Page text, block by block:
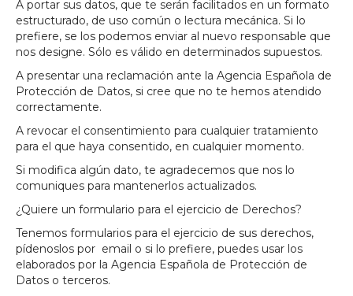
A portar sus datos, que te serán facilitados en un formato
estructurado, de uso común o lectura mecánica. Si lo
prefiere, se los podemos enviar al nuevo responsable que
nos designe. Sólo es válido en determinados supuestos.
A presentar una reclamación ante la Agencia Española de
Protección de Datos, si cree que no te hemos atendido
correctamente.
A revocar el consentimiento para cualquier tratamiento
para el que haya consentido, en cualquier momento.
Si modifica algún dato, te agradecemos que nos lo
comuniques para mantenerlos actualizados.
¿Quiere un formulario para el ejercicio de Derechos?
Tenemos formularios para el ejercicio de sus derechos,
pídenoslos por email o si lo prefiere, puedes usar los
elaborados por la Agencia Española de Protección de
Datos o terceros.